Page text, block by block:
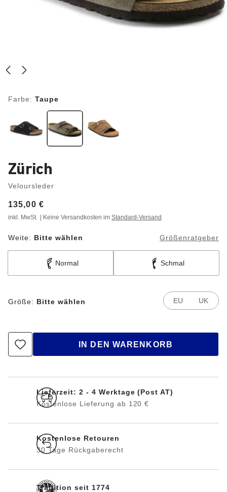
Farbe: Taupe
Zürich
Veloursleder
Price:
135,00 €
inkl. MwSt. | Keine Versandkosten im Standard-Versand
Weite: Bitte wählen Größenratgeber
Normal Schmal
Größe: Bitte wählen EU UK
IN DEN WARENKORB
Lieferzeit: 2 - 4 Werktage (Post AT)
Kostenlose Lieferung ab 120 €
Kostenlose Retouren
30 Tage Rückgaberecht
Tradition seit 1774